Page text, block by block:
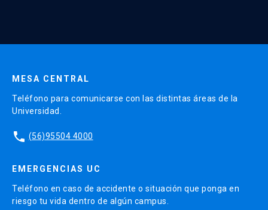
MESA CENTRAL
Teléfono para comunicarse con las distintas áreas de la
Universidad.
phone (56)95504 4000
EMERGENCIAS UC
Teléfono en caso de accidente o situación que ponga en
riesgo tu vida dentro de algún campus.